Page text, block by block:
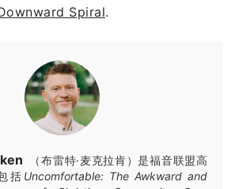
Spiral.
（布雷特·麦克拉肯）是福音联盟高
括 Uncomfortable: The Awkward and